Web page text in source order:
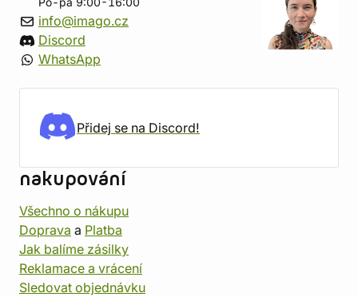
info@imago.cz
Discord
WhatsApp
Přidej se na Discord!
nakupování
Všechno o nákupu
Doprava a Platba
Jak balíme zásilky
Reklamace a vrácení
Sledovat objednávku